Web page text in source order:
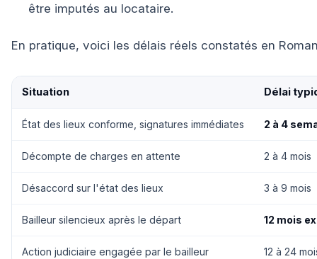
être imputés au locataire.
En pratique, voici les délais réels constatés en
Situation Délai
État des lieux conforme, signatures immédiates 2 à 4
Décompte de charges en attente 2 à 4 mois
Désaccord sur l'état des lieux 3 à 9 mois
Bailleur silencieux après le départ 12 mois
Action judiciaire engagée par le bailleur 12 à 24